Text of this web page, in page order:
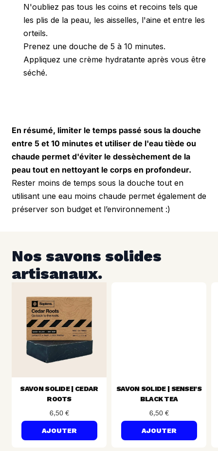
N'oubliez pas tous les coins et recoins tels que
les plis de la peau, les aisselles, l'aine et entre les
orteils.
Prenez une douche de 5 à 10 minutes.
Appliquez une crème hydratante après vous être
séché.
En résumé, limiter le temps passé sous la douche
entre 5 et 10 minutes et utiliser de l'eau tiède ou
chaude permet d'éviter le dessèchement de la
peau tout en nettoyant le corps en profondeur.
Rester moins de temps sous la douche tout en
utilisant une eau moins chaude permet également de
préserver son budget et l’environnement :)
Nos savons solides
artisanaux.
SAVON SOLIDE | CEDAR
ROOTS
6,50 €
AJOUTER
SAVON SOLIDE | SENSEI'S
BLACK TEA
6,50 €
AJOUTER